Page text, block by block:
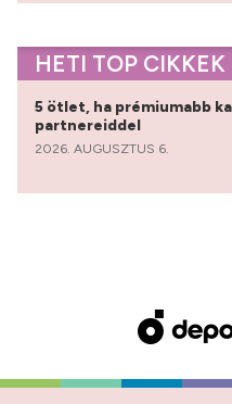
HETI TOP CIKKEK
5 ötlet, ha prémiumabb
partnereiddel
2026. AUGUSZTUS 6.